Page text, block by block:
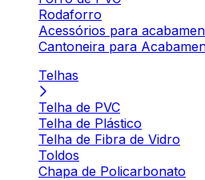
Rodaforro
Acessórios para
Cantoneira para
Telhas
Telha de PVC
Telha de Plástico
Telha de Fibra de Vidro
Toldos
Chapa de Policarbonato